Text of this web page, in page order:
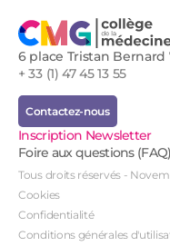
6 place Tristan Bernard
+ 33 (1) 47 45 13 55
Contactez-nous
Inscription Newsletter
Foire aux questions (FAQ)
Tous droits réservés -
Cookies
Confidentialité
Conditions générales